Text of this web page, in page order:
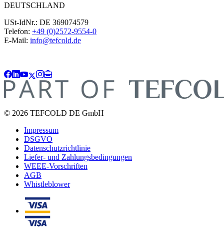
DEUTSCHLAND
USt-IdNr.: DE 369074579
Telefon: +49 (0)2572-9554-0
E-Mail: info@tefcold.de
© 2026 TEFCOLD DE GmbH
Impressum
DSGVO
Datenschutzrichtlinie
Liefer- und Zahlungsbedingungen
WEEE-Vorschriften
AGB
Whistleblower